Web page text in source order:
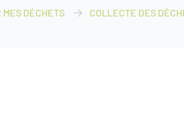
MES DÉCHETS COLLECTE DES